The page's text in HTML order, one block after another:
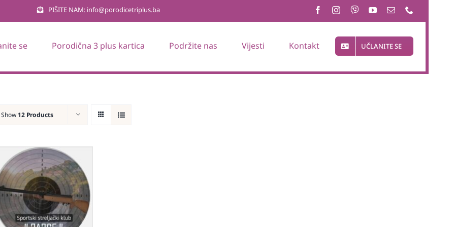
PIŠITE NAM: info@porodicetriplus.ba
se Porodična 3 plus kartica Podržite nas Vijesti Kontakt UČLANITE SE
Show 12 Products